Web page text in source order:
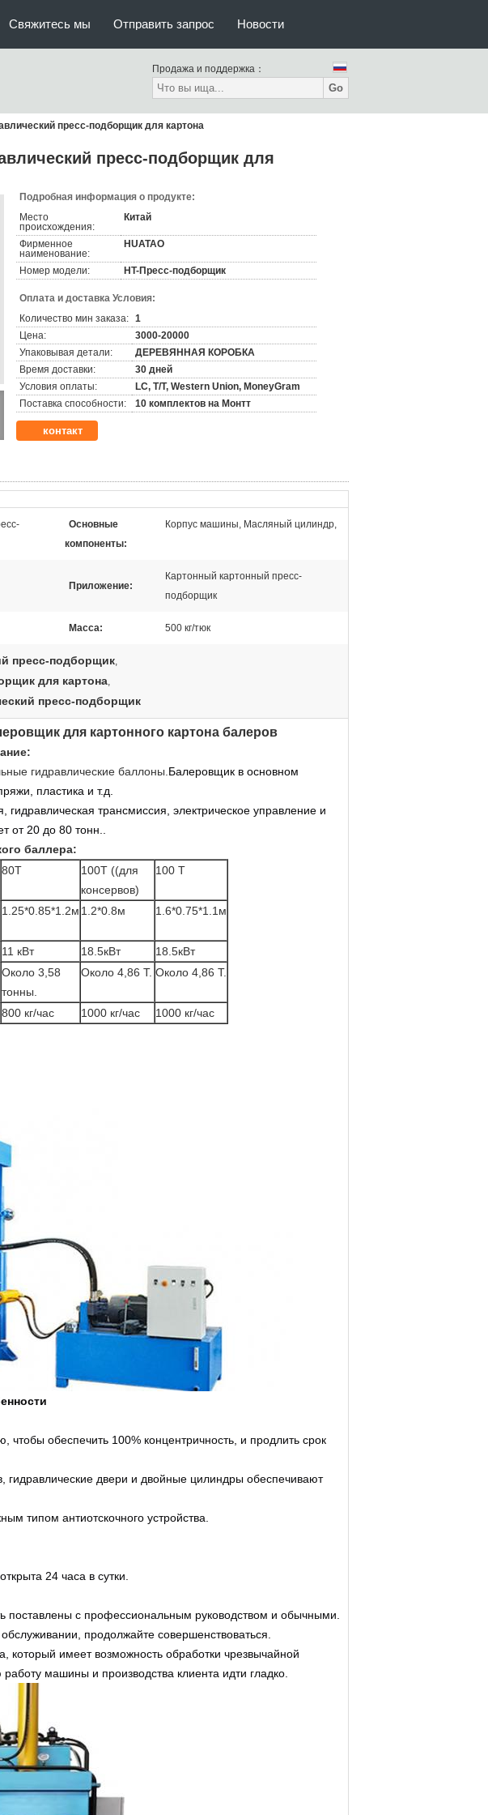
Свяжитесь мы Отправить запрос Новости
Продажа и поддержка：
Go
пресс-подборщик для картона
пресс-подборщик для
Подробная информация о продукте:
Место
происхождения:
Китай
Фирменное
наименование:
HUATAO
Номер модели: HT-Пресс-подборщик
Оплата и доставка Условия:
Количество мин заказа: 1
Цена:
3000-20000
Упаковывая детали:
ДЕРЕВЯННАЯ КОРОБКА
Время доставки:
30 дней
Условия оплаты:
LC, T/T, Western Union, MoneyGram
Поставка способности:
10 комплектов на Монтт
контакт
Основные
компоненты:
Корпус машины, Масляный цилиндр,
Приложение:
Картонный картонный пресс-
подборщик
Масса: 500 кг/тюк
пресс-подборщик,
для картона,
пресс-подборщик
для картонного картона балеров
гидравлические баллоны. Балеровщик в основном
пластика и т.д.
гидравлическая трансмиссия, электрическое управление и
от 20 до 80 тонн.
баллера:
80T
100T ((для
консервов)
100 Т
1.25*0.85*1.2м 1.2*0.8м 1.6*0.75*1.1м
11 кВт 18.5кВт
18.5кВт
Около 3,58
тонны.
Около 4,86 Т. Около 4,86 Т.
800 кг/час 1000 кг/час 1000 кг/час
обеспечить 100% концентричность, и продлить срок
гидравлические двери и двойные цилиндры обеспечивают
типом антиотскочного устройства.
24 часа в сутки.
с профессиональным руководством и обычными.
продолжайте совершенствоваться.
который имеет возможность обработки чрезвычайной
машины и производства клиента идти гладко.